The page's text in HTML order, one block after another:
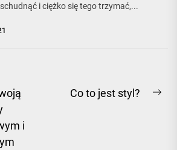
i ciężko się tego trzymać,...
i
Co to jest styl?